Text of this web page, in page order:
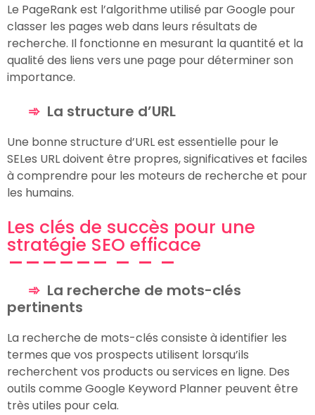
Le PageRank est l’algorithme utilisé par Google pour
classer les pages web dans leurs résultats de
recherche. Il fonctionne en mesurant la quantité et la
qualité des liens vers une page pour déterminer son
importance.
La structure d’URL
Une bonne structure d’URL est essentielle pour le
SELes URL doivent être propres, significatives et faciles
à comprendre pour les moteurs de recherche et pour
les humains.
Les clés de succès pour une
stratégie SEO efficace
La recherche de mots-clés
pertinents
La recherche de mots-clés consiste à identifier les
termes que vos prospects utilisent lorsqu’ils
recherchent vos products ou services en ligne. Des
outils comme Google Keyword Planner peuvent être
très utiles pour cela.